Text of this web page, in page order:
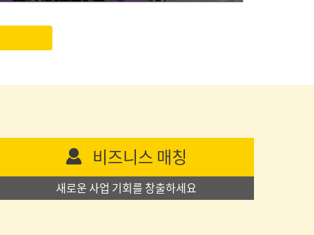
비즈니스 매칭
새로운 사업 기회를 창출하세요